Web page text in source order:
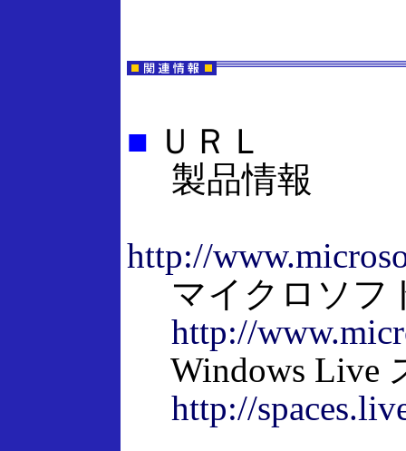
■ ＵＲＬ
製品情報
http://
マイクロソフ
http://
Windows Live
http://